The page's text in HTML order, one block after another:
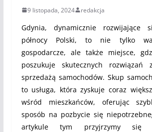
9 listopada, 2024 redakcja
Gdynia, dynamicznie rozwijające
północy Polski, to nie tylko
gospodarcze, ale także miejsce,
poszukuje skutecznych rozwiązań
sprzedażą samochodów. Skup
to usługa, która zyskuje coraz
wśród mieszkańców, oferując
sposób na pozbycie się
artykule tym przyjrzymy się